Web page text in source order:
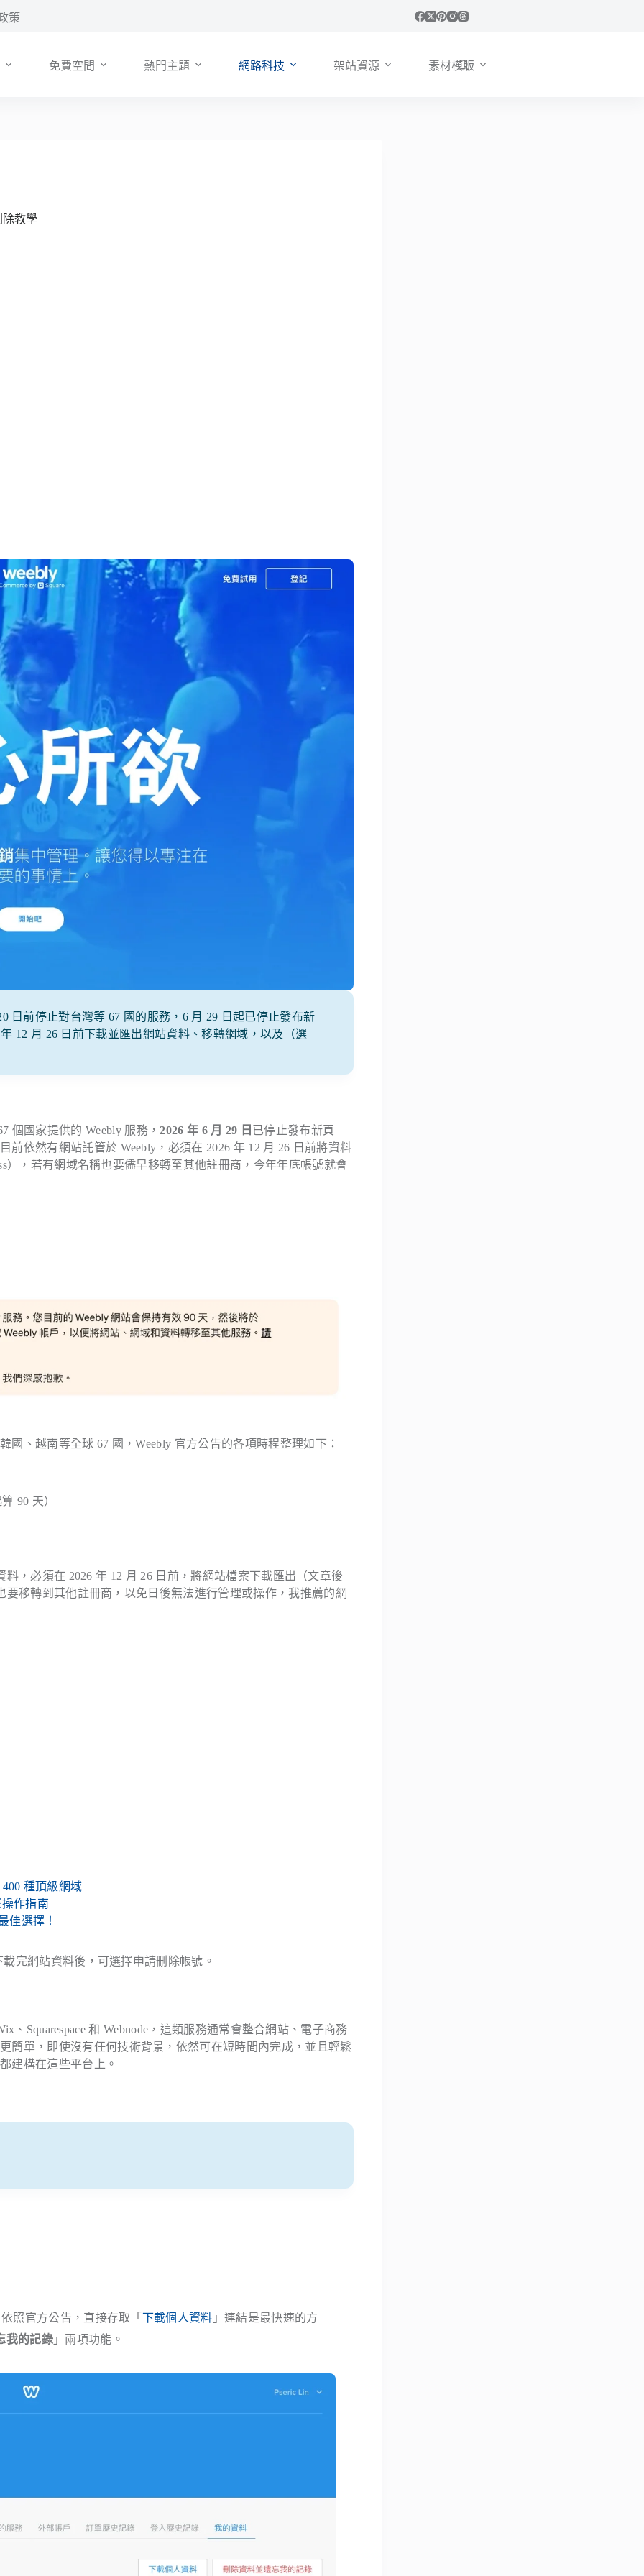
策
免費空間 熱門主題 網路科技 架站資源 素材模版
除教學
日前停止對台灣等 67 國的服務，6 月 29 日起已停止發布新
12 月 26 日前下載並匯出網站資料、移轉網域，以及（選
個國家提供的 Weebly 服務，2026 年 6 月 29 日 已停止發布新頁
依然有網站託管於 Weebly，必須在 2026 年 12 月 26 日前將資料
），若有網域名稱也要儘早移轉至其他註冊商，今年年底帳號就會
、越南等全球 67 國，Weebly 官方公告的各項時程整理如下：
90 天）
，必須在 2026 年 12 月 26 日前，將網站檔案下載匯出（文章後
移轉到其他註冊商，以免日後無法進行管理或操作，我推薦的網
種頂級網域
作指南
佳選擇！
完網站資料後，可選擇申請刪除帳號。
Squarespace 和 Webnode，這類服務通常會整合網站、電子商務
簡單，即使沒有任何技術背景，依然可在短時間內完成，並且輕鬆
建構在這些平台上。
照官方公告，直接存取「 下載個人資料 」連結是最快速的方
我的記錄」兩項功能。